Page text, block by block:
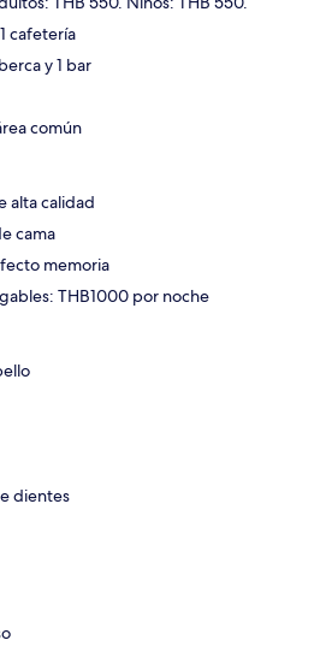
cafetería
y 1 bar
común
alta calidad
cama
memoria
THB1000 por noche
dientes